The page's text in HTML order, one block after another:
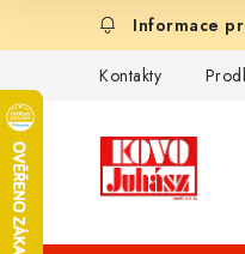
Kontakty